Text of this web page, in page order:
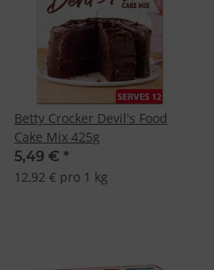
Betty Crocker Devil's Food
Cake Mix 425g
5,49 € *
12,92 € pro 1 kg